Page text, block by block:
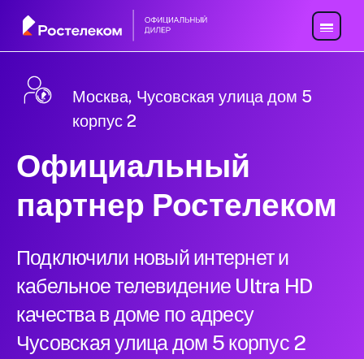
Москва, Чусовская улица дом 5
корпус 2
Официальный
партнер Ростелеком
Подключили новый интернет и
кабельное телевидение Ultra HD
качества в доме по адресу
Чусовская улица дом 5 корпус 2